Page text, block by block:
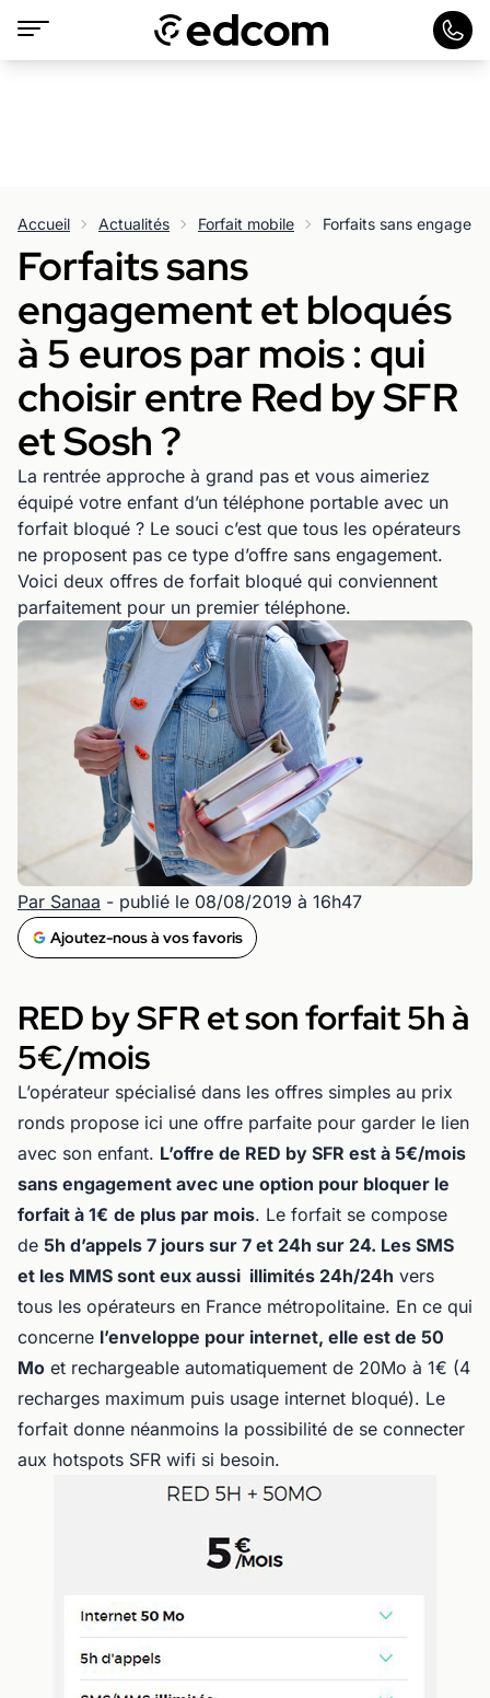
Accueil Actualités Forfait mobile
Forfaits sans
engagement et bloqués
à 5 euros par mois : qui
choisir entre Red by SFR
et Sosh ?
La rentrée approche à grand pas et vous aimeriez
équipé votre enfant d’un téléphone portable avec un
forfait bloqué ? Le souci c’est que tous les opérateurs
ne proposent pas ce type d’offre sans engagement.
Voici deux offres de forfait bloqué qui conviennent
parfaitement pour un premier téléphone.
Par Sanaa - publié le 08/08/2019 à 16h47
Ajoutez-nous à vos favoris
RED by SFR et son forfait 5h à
5€/mois
L’opérateur spécialisé dans les offres simples au prix
ronds propose ici une offre parfaite pour garder le lien
avec son enfant. L’offre de RED by SFR est à 5€/mois
sans engagement avec une option pour bloquer le
forfait à 1€ de plus par mois. Le forfait se compose
de 5h d’appels 7 jours sur 7 et 24h sur 24. Les SMS
et les MMS sont eux aussi illimités 24h/24h vers
tous les opérateurs en France métropolitaine. En ce qui
concerne l’enveloppe pour internet, elle est de 50
Mo et rechargeable automatiquement de 20Mo à 1€ (4
recharges maximum puis usage internet bloqué). Le
forfait donne néanmoins la possibilité de se connecter
aux hotspots SFR wifi si besoin.